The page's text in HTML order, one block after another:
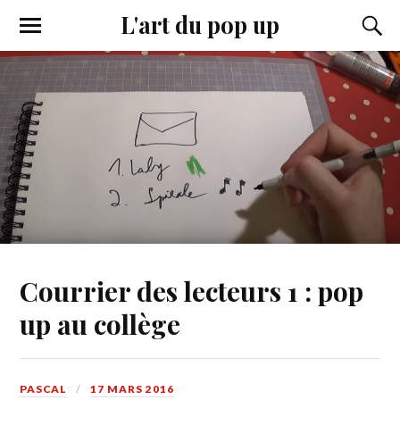
L'art du pop up
Courrier des lecteurs 1 : pop
up au collège
PASCAL 17 MARS 2016